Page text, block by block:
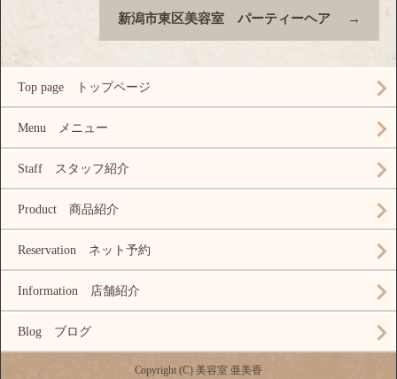
新潟市東区美容室 パーティーヘア →
Top page トップページ
Menu メニュー
Staff スタッフ紹介
Product 商品紹介
Reservation ネット予約
Information 店舗紹介
Blog ブログ
Copyright (C) 美容室 亜美香